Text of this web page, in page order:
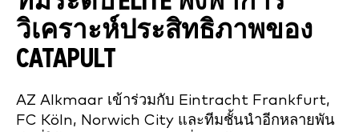
วิเคราะห์ประสิทธิภาพของ
CATAPULT
AZ Alkmaar เข้าร่วมกับ Eintracht Frankfurt,
FC Köln, Norwich City และทีมชั้นนำอีกหลายพัน